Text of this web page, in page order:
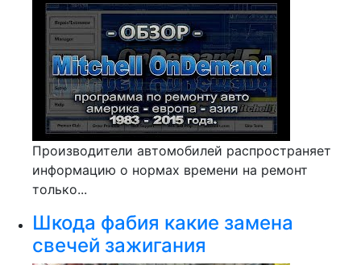
Производители автомобилей распространяет
информацию о нормах времени на ремонт
только...
Шкода фабия какие замена
свечей зажигания